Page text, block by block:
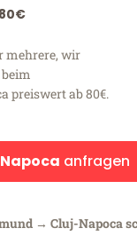
mehrere, wir
preiswert ab 80€.
anfragen
→ Cluj-Napoca